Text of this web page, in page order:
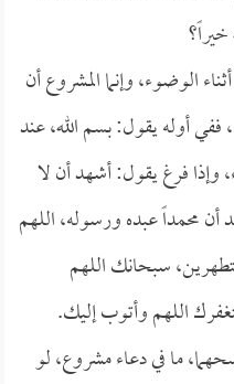
الوضوء، وإنما المشروع أن
ففي أوله يقول: بسم الله، عند
فرغ يقول: أشهد أن لا
أن محمداً عبده ورسوله، اللهم
سبحانك اللهم
اللهم وأتوب إليك.
ما في دعاء مشروع، لو